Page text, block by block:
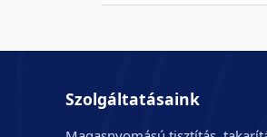
Szolgáltatásaink